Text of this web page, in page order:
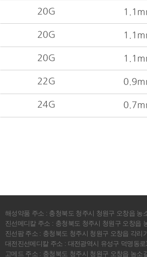
해성약품 주소 : 충청북도 청주시 청원구 오창읍 농
진선메디칼 주소 : 충청북도 청주시 청원구 오창읍
진선팜 주소 : 충청북도 청주시 청원구 오창읍 각리
대전진선메디칼 주소 : 대전광역시 유성구 덕명동
고메드 주소 : 충청북도 청주시 청원구 오창읍 농소